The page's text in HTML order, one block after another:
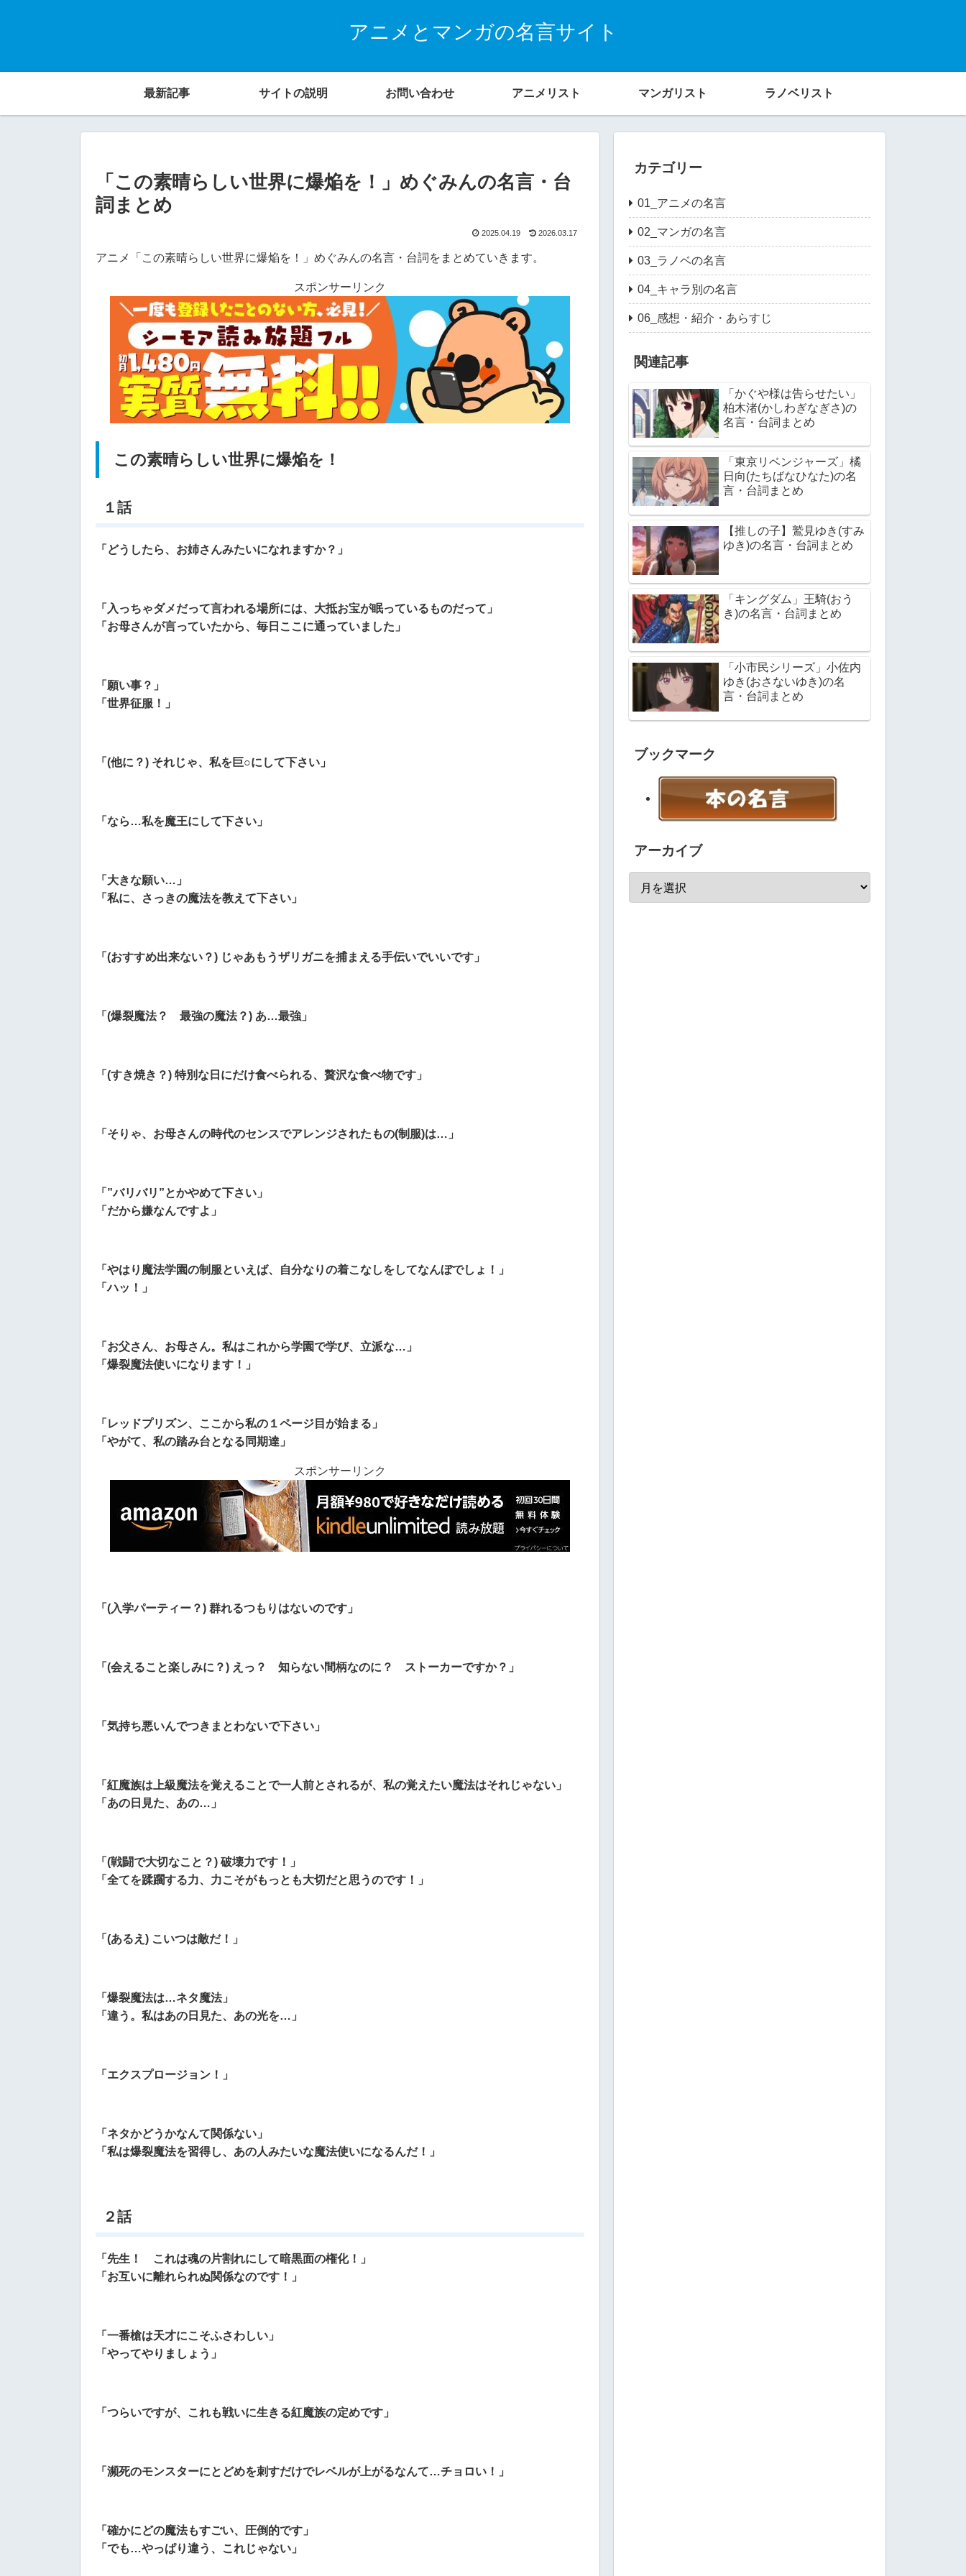
アニメとマンガの名言サイト
最新記事 サイトの説明 お問い合わせ アニメリスト マンガリスト ラノベリスト
「この素晴らしい世界に爆焔を！」めぐみんの名言・台
詞まとめ
2025.04.19 2026.03.17
アニメ「この素晴らしい世界に爆焔を！」めぐみんの名言・台詞をまとめていきます。
スポンサーリンク
この素晴らしい世界に爆焔を！
１話
「どうしたら、お姉さんみたいになれますか？」
「入っちゃダメだって言われる場所には、大抵お宝が眠っているものだって」
「お母さんが言っていたから、毎日ここに通っていました」
「願い事？」
「世界征服！」
「(他に？) それじゃ、私を巨○にして下さい」
「なら…私を魔王にして下さい」
「大きな願い…」
「私に、さっきの魔法を教えて下さい」
「(おすすめ出来ない？) じゃあもうザリガニを捕まえる手伝いでいいです」
「(爆裂魔法？ 最強の魔法？) あ…最強」
「(すき焼き？) 特別な日にだけ食べられる、贅沢な食べ物です」
「そりゃ、お母さんの時代のセンスでアレンジされたもの(制服)は…」
「”バリバリ”とかやめて下さい」
「だから嫌なんですよ」
「やはり魔法学園の制服といえば、自分なりの着こなしをしてなんぼでしょ！」
「ハッ！」
「お父さん、お母さん。私はこれから学園で学び、立派な…」
「爆裂魔法使いになります！」
「レッドプリズン、ここから私の１ページ目が始まる」
「やがて、私の踏み台となる同期達」
スポンサーリンク
「(入学パーティー？) 群れるつもりはないのです」
「(会えること楽しみに？) えっ？ 知らない間柄なのに？ ストーカーですか？」
「気持ち悪いんでつきまとわないで下さい」
「紅魔族は上級魔法を覚えることで一人前とされるが、私の覚えたい魔法はそれじゃない」
「あの日見た、あの…」
「(戦闘で大切なこと？) 破壊力です！」
「全てを蹂躙する力、力こそがもっとも大切だと思うのです！」
「(あるえ) こいつは敵だ！」
「爆裂魔法は…ネタ魔法」
「違う。私はあの日見た、あの光を…」
「エクスプロージョン！」
「ネタかどうかなんて関係ない」
「私は爆裂魔法を習得し、あの人みたいな魔法使いになるんだ！」
２話
「先生！ これは魂の片割れにして暗黒面の権化！」
「お互いに離れられぬ関係なのです！」
「一番槍は天才にこそふさわしい」
「やってやりましょう」
「つらいですが、これも戦いに生きる紅魔族の定めです」
「瀕死のモンスターにとどめを刺すだけでレベルが上がるなんて…チョロい！」
「確かにどの魔法もすごい、圧倒的です」
「でも…やっぱり違う、これじゃない」
カテゴリー
01_アニメの名言
02_マンガの名言
03_ラノベの名言
04_キャラ別の名言
06_感想・紹介・あらすじ
関連記事
「かぐや様は告らせたい」
柏木渚(かしわぎなぎさ)の
名言・台詞まとめ
「東京リベンジャーズ」橘
日向(たちばなひなた)の名
言・台詞まとめ
【推しの子】鷲見ゆき(すみ
ゆき)の名言・台詞まとめ
「キングダム」王騎(おう
き)の名言・台詞まとめ
「小市民シリーズ」小佐内
ゆき(おさないゆき)の名
言・台詞まとめ
ブックマーク
アーカイブ